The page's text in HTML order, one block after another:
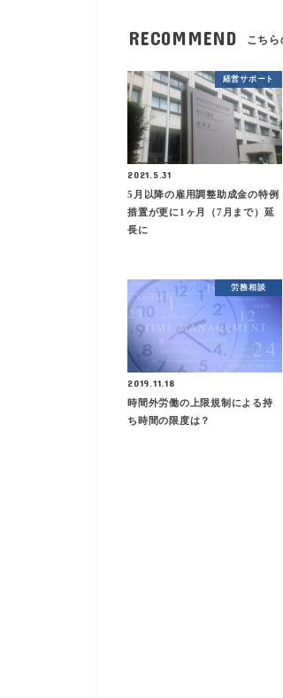
RECOMMEND こちら
経営サポート
2021.5.31
5月以降の雇用調整助成金の特例
措置が更に1ヶ月（7月まで）延
長に
労務相談
2019.11.18
時間外労働の上限規制による持
ち時間の限度は？